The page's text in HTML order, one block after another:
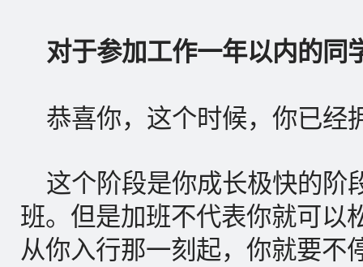
对于参加工作一年以内的同
恭喜你，这个时候，你已经
这个阶段是你成长极快的阶
班。但是加班不代表你就可以
从你入行那一刻起，你就要不